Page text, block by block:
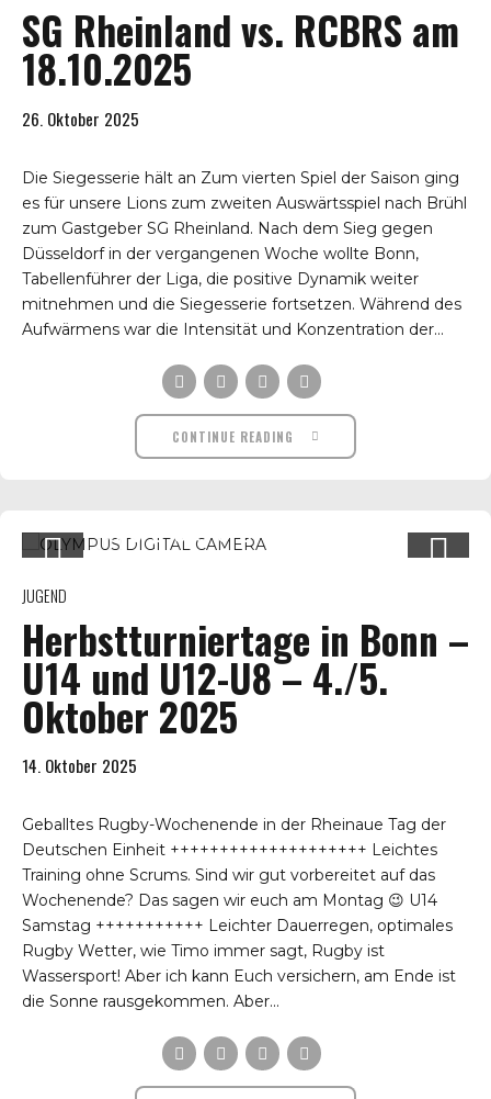
SG Rheinland vs. RCBRS am
18.10.2025
26. Oktober 2025
Die Siegesserie hält an Zum vierten Spiel der Saison ging
es für unsere Lions zum zweiten Auswärtsspiel nach Brühl
zum Gastgeber SG Rheinland. Nach dem Sieg gegen
Düsseldorf in der vergangenen Woche wollte Bonn,
Tabellenführer der Liga, die positive Dynamik weiter
mitnehmen und die Siegesserie fortsetzen. Während des
Aufwärmens war die Intensität und Konzentration der...
CONTINUE READING
JUGEND
Herbstturniertage in Bonn –
U14 und U12-U8 – 4./5.
Oktober 2025
14. Oktober 2025
Geballtes Rugby-Wochenende in der Rheinaue Tag der
Deutschen Einheit ++++++++++++++++++++ Leichtes
Training ohne Scrums. Sind wir gut vorbereitet auf das
Wochenende? Das sagen wir euch am Montag 😉 U14
Samstag +++++++++++ Leichter Dauerregen, optimales
Rugby Wetter, wie Timo immer sagt, Rugby ist
Wassersport! Aber ich kann Euch versichern, am Ende ist
die Sonne rausgekommen. Aber...